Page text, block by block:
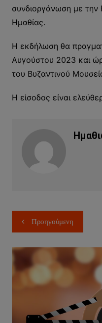
συνδιοργάνωση με την
Ημαθίας.
Η εκδήλωση θα
Αυγούστου 2023 και
του Βυζαντινού
Η είσοδος είναι
Πλοήγηση
άρθρων
Προηγούμενη